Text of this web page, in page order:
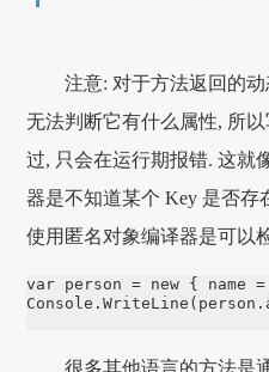
注意: 对于方法返回的动
无法判断它有什么属性, 所以
过, 只会在运行期报错. 这就
器是不知道某个 Key 是否存
使用匿名对象编译器是可以
var person = new { name
很多其他语言的方法是